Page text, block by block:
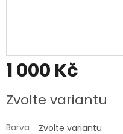
1 000 Kč
cena:
Zvolte variantu
Barva